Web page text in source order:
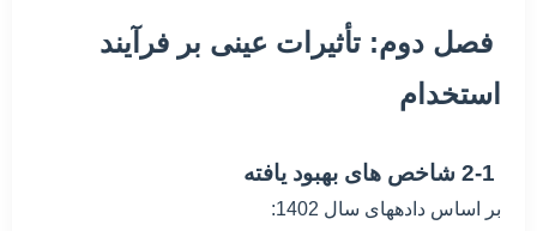
فصل دوم: تأثیرات عینی بر فرآیند
استخدام
بر اساس دادههای سال 1402: